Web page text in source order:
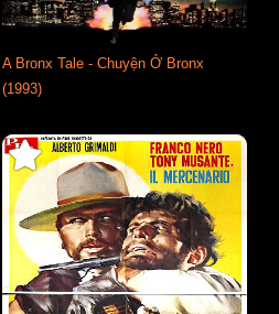
A Bronx Tale - Chuyện Ở Bronx
(1993)